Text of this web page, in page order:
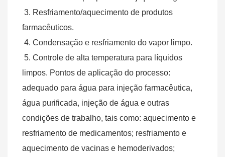
farmacêuticos.
4. Condensação e resfriamento do vapor limpo.
limpos. Pontos de aplicação do processo:
adequado para água para injeção farmacêutica,
água purificada, injeção de água e outras
condições de trabalho, tais como: aquecimento e
resfriamento de medicamentos; resfriamento e
aquecimento de vacinas e hemoderivados;